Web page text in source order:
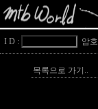
I D : 암
목록으로 가기..